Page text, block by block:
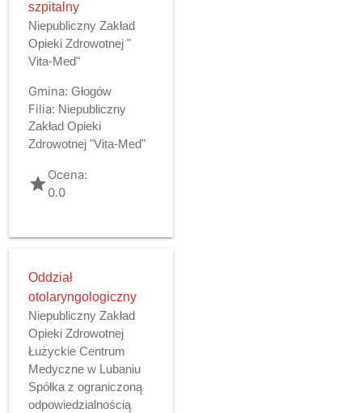
szpitalny
Niepubliczny Zakład
Opieki Zdrowotnej "
Vita-Med"
Gmina: Głogów
Filia: Niepubliczny
Zakład Opieki
Zdrowotnej "Vita-Med"
gradeOcena:
0.0
Oddział
otolaryngologiczny
Niepubliczny Zakład
Opieki Zdrowotnej
Łużyckie Centrum
Medyczne w Lubaniu
Spółka z ograniczoną
odpowiedzialnością